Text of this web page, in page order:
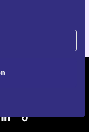
NEW.